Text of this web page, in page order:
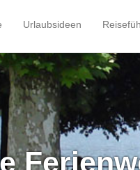
Urlaubsideen